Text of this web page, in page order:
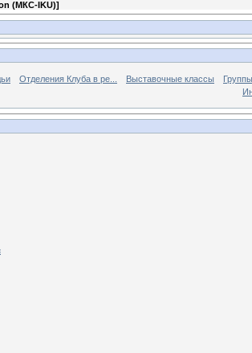
(МКС-IKU)]
Отделения Клуба в ре... Выставочные классы